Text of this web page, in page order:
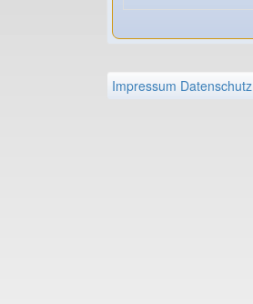
Impressum Datenschutz